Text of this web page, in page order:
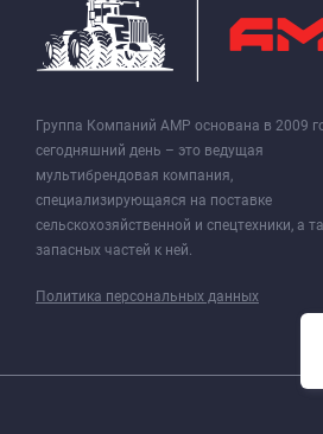
Группа Компаний АМР основана в 2009
сегодняшний день – это ведущая
мультибрендовая компания,
специализирующаяся на поставке
сельскохозяйственной и спецтехники, а
запасных частей к ней.
Политика персональных данных